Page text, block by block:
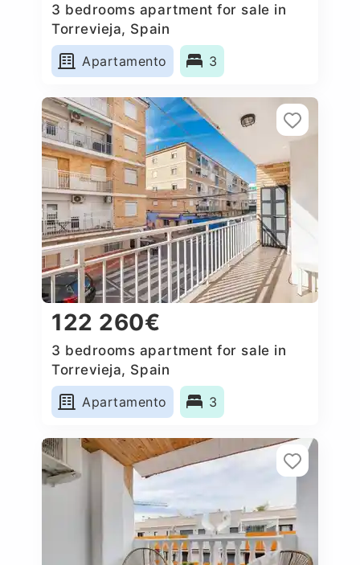
3 bedrooms apartment for sale in
Torrevieja, Spain
Apartamento
3
122 260€
3 bedrooms apartment for sale in
Torrevieja, Spain
Apartamento
3